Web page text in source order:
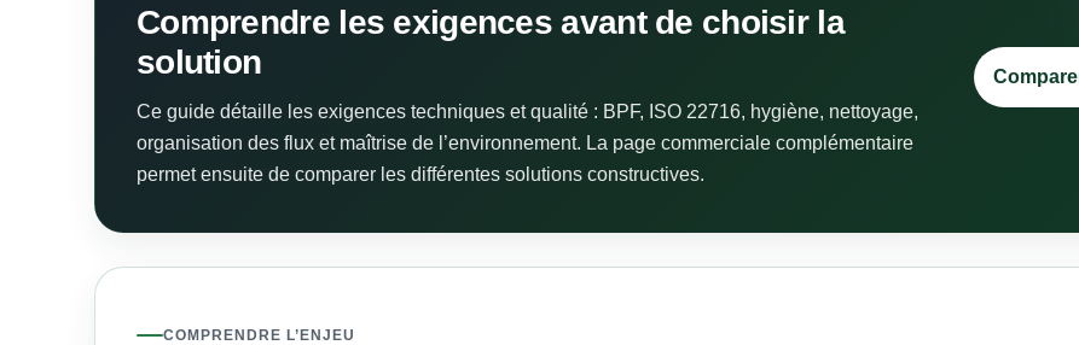
Comprendre les exigences avant de choisir la
solution
Ce guide détaille les exigences techniques et qualité : BPF, ISO 22716, hygiène, nettoyage,
organisation des flux et maîtrise de l’environnement. La page commerciale complémentaire
permet ensuite de comparer les différentes solutions constructives.
COMPRENDRE L’ENJEU